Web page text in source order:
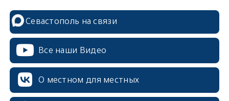
Севастополь на связи
Все наши Видео
О местном для местных